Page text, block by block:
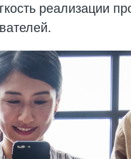
реализации